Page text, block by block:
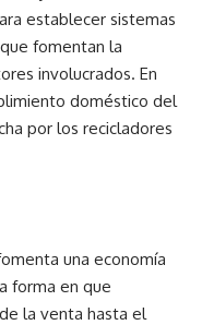
establecer sistemas
fomentan la
involucrados. En
doméstico del
por los recicladores
una economía
forma en que
la venta hasta el